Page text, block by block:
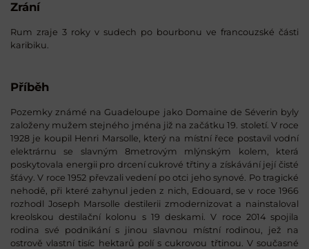
Zrání
Rum zraje 3 roky v sudech po bourbonu ve francouzské části
karibiku.
Příběh
Pozemky známé na Guadeloupe jako Domaine de Séverin byly
založeny mužem stejného jména již na začátku 19. století. V roce
1928 je koupil Henri Marsolle, který na místní řece postavil vodní
elektrárnu se slavným 8metrovým mlýnským kolem, která
poskytovala energii pro drcení cukrové třtiny a získávání její čisté
šťávy. V roce 1952 převzali vedení po otci jeho synové. Po tragické
nehodě, při které zahynul jeden z nich, Edouard, se v roce 1966
rozhodl Joseph Marsolle destilerii zmodernizovat a nainstaloval
kreolskou destilační kolonu s 19 deskami. V roce 2014 spojila
rodina své podnikání s jinou slavnou místní rodinou, jež na
ostrově vlastní tisíc hektarů polí s cukrovou třtinou. V současné